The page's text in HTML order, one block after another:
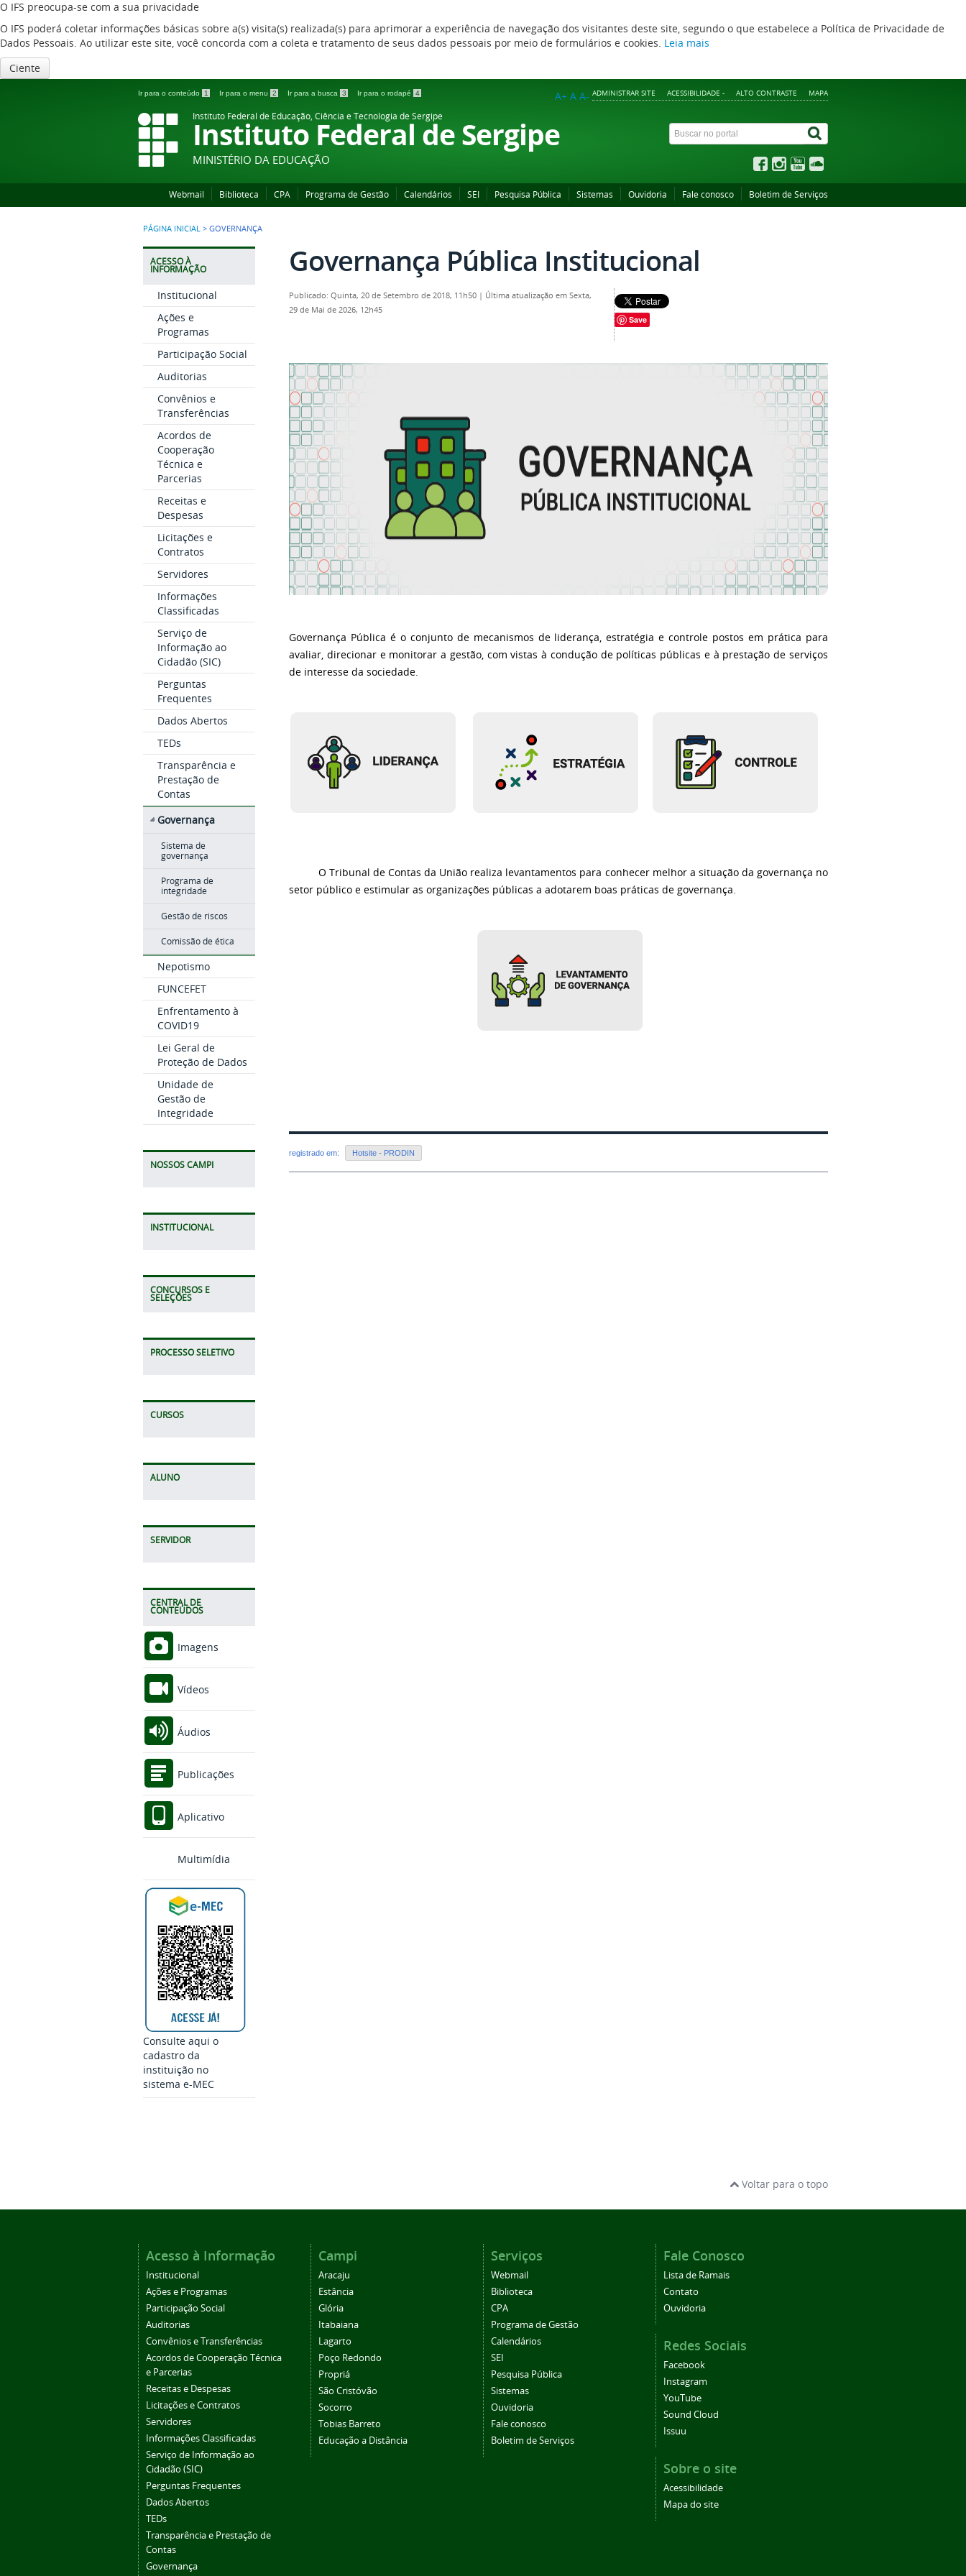
O IFS preocupa-se com a sua privacidade
O IFS poderá coletar informações básicas sobre a(s) visita(s) realizada(s) para aprimorar a experiência de navegação dos visitantes deste site, segundo o que estabelece a Política de Privacidade de
Dados Pessoais. Ao utilizar este site, você concorda com a coleta e tratamento de seus dados pessoais por meio de formulários e cookies. Leia mais
Ciente
Ir para o conteúdo 1 Ir para o menu 2 Ir para a busca 3 Ir para o rodapé 4 ADMINISTRAR SITE ACESSIBILIDADE - ALTO CONTRASTE MAPA
A+ A A-
Instituto Federal de Educação, Ciência e Tecnologia de Sergipe
Instituto Federal de Sergipe
MINISTÉRIO DA EDUCAÇÃO
Webmail Biblioteca CPA Programa de Gestão Calendários SEI Pesquisa Pública Sistemas Ouvidoria Fale conosco Boletim de Serviços
PÁGINA INICIAL > GOVERNANÇA
ACESSO À
INFORMAÇÃO
Institucional
Ações e
Programas
Participação Social
Auditorias
Convênios e
Transferências
Acordos de
Cooperação
Técnica e
Parcerias
Receitas e
Despesas
Licitações e
Contratos
Servidores
Informações
Classificadas
Serviço de
Informação ao
Cidadão (SIC)
Perguntas
Frequentes
Dados Abertos
TEDs
Transparência e
Prestação de
Contas
Governança
Sistema de
governança
Programa de
integridade
Gestão de riscos
Comissão de ética
Nepotismo
FUNCEFET
Enfrentamento à
COVID19
Lei Geral de
Proteção de Dados
Unidade de
Gestão de
Integridade
NOSSOS CAMPI
INSTITUCIONAL
CONCURSOS E
SELEÇÕES
PROCESSO SELETIVO
CURSOS
ALUNO
SERVIDOR
CENTRAL DE
CONTEÚDOS
Imagens
Vídeos
Áudios
Publicações
Aplicativo
Multimídia
Consulte aqui o
cadastro da
instituição no
sistema e-MEC
Governança Pública Institucional
Publicado: Quinta, 20 de Setembro de 2018, 11h50 | Última atualização em Sexta,
29 de Mai de 2026, 12h45
Save
Governança Pública é o conjunto de mecanismos de liderança, estratégia e controle postos em prática para
avaliar, direcionar e monitorar a gestão, com vistas à condução de políticas públicas e à prestação de serviços
de interesse da sociedade.
O Tribunal de Contas da União realiza levantamentos para conhecer melhor a situação da governança no
setor público e estimular as organizações públicas a adotarem boas práticas de governança.
registrado em: Hotsite - PRODIN
Voltar para o topo
Acesso à Informação
Institucional
Ações e Programas
Participação Social
Auditorias
Convênios e Transferências
Acordos de Cooperação Técnica
e Parcerias
Receitas e Despesas
Licitações e Contratos
Servidores
Informações Classificadas
Serviço de Informação ao
Cidadão (SIC)
Perguntas Frequentes
Dados Abertos
TEDs
Transparência e Prestação de
Contas
Governança
Campi
Aracaju
Estância
Glória
Itabaiana
Lagarto
Poço Redondo
Propriá
São Cristóvão
Socorro
Tobias Barreto
Educação a Distância
Serviços
Webmail
Biblioteca
CPA
Programa de Gestão
Calendários
SEI
Pesquisa Pública
Sistemas
Ouvidoria
Fale conosco
Boletim de Serviços
Fale Conosco
Lista de Ramais
Contato
Ouvidoria
Redes Sociais
Facebook
Instagram
YouTube
Sound Cloud
Issuu
Sobre o site
Acessibilidade
Mapa do site